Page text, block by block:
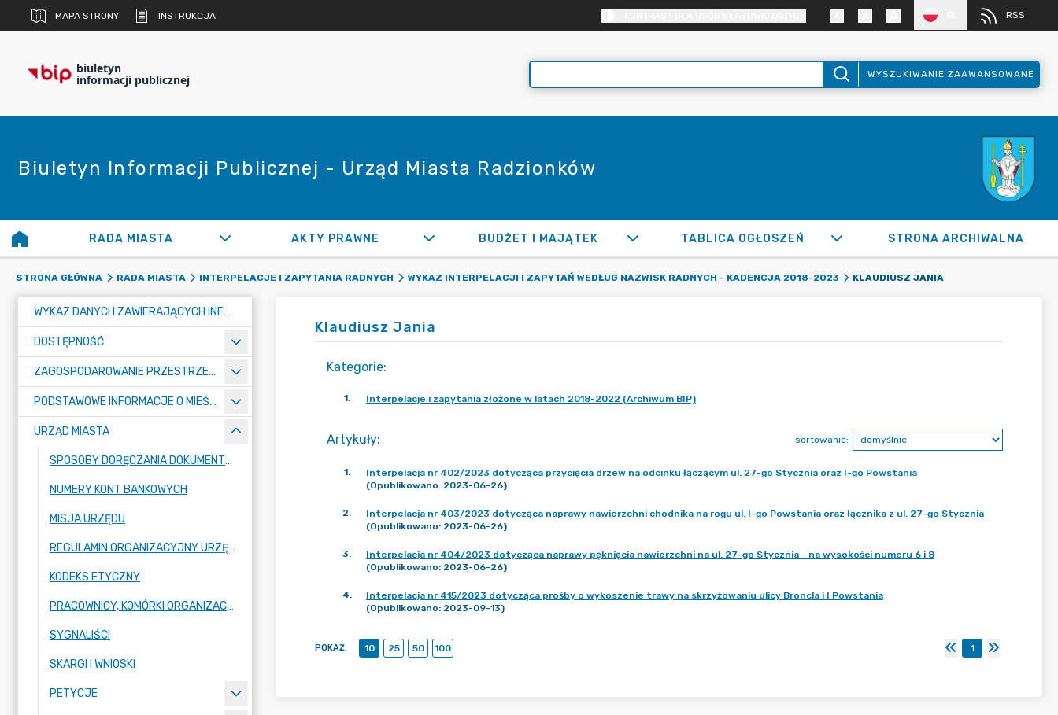
MAPA STRONY INSTRUKCJA RSS
biuletyn
informacji publicznej WYSZUKIWANIE ZAAWANSOWANE
Biuletyn Informacji Publicznej - Urząd Miasta Radzionków
RADA MIASTA AKTY PRAWNE BUDŻET I MAJĄTEK TABLICA OGŁOSZEŃ STRONA ARCHIWALNA
STRONA GŁÓWNA RADA MIASTA INTERPELACJE I ZAPYTANIA RADNYCH WYKAZ INTERPELACJI I ZAPYTAŃ WEDŁUG NAZWISK RADNYCH - KADENCJA 2018-2023 KLAUDIUSZ JANIA
WYKAZ DANYCH ZAWIERAJĄCYCH INFORMACJE O ŚRODOWISKU I JEGO OCHRONIE
DOSTĘPNOŚĆ
ZAGOSPODAROWANIE PRZESTRZENNE
PODSTAWOWE INFORMACJE O MIEŚCIE
URZĄD MIASTA
SPOSOBY DORĘCZANIA DOKUMENTÓW DO URZĘDU MIASTA RADZIONKÓW
NUMERY KONT BANKOWYCH
MISJA URZĘDU
REGULAMIN ORGANIZACYJNY URZĘDU
KODEKS ETYCZNY
PRACOWNICY, KOMÓRKI ORGANIZACYJNE URZĘDU
SYGNALIŚCI
SKARGI I WNIOSKI
PETYCJE
Klaudiusz Jania
Kategorie:
1. Interpelacje i zapytania złożone w latach 2018-2022 (Archiwum BIP)
Artykuły: sortowanie:
1.
Interpelacja nr 402/2023 dotycząca przycięcia drzew na odcinku łączącym ul. 27-go Stycznia oraz I-go Powstania
(Opublikowano: 2023-06-26)
2.
Interpelacja nr 403/2023 dotycząca naprawy nawierzchni chodnika na rogu ul. I-go Powstania oraz łącznika z ul. 27-go Stycznia
(Opublikowano: 2023-06-26)
3.
Interpelacja nr 404/2023 dotycząca naprawy pęknięcia nawierzchni na ul. 27-go Stycznia - na wysokości numeru 6 i 8
(Opublikowano: 2023-06-26)
4.
Interpelacja nr 415/2023 dotycząca prośby o wykoszenie trawy na skrzyżowaniu ulicy Broncla i I Powstania
(Opublikowano: 2023-09-13)
POKAŻ: 10 25 50 100 1